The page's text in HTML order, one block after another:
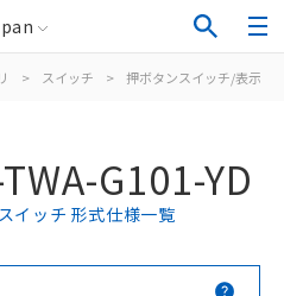
> スイッチ > 押ボタンスイッチ/表示灯
G101-YD
イッチ 形式仕様一覧